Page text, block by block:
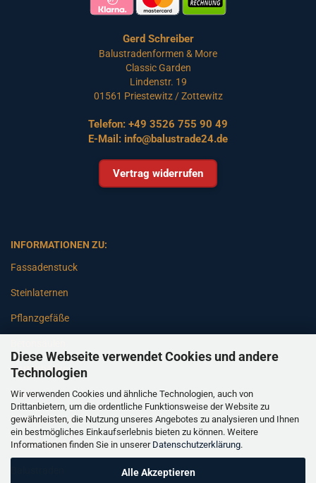
Diese Webseite verwendet Cookies und andere
Technologien
Wir verwenden Cookies und ähnliche Technologien, auch von
Drittanbietern, um die ordentliche Funktionsweise der Website zu
gewährleisten, die Nutzung unseres Angebotes zu analysieren und Ihnen
ein bestmögliches Einkaufserlebnis bieten zu können. Weitere
Informationen finden Sie in unserer Datenschutzerklärung.
Alle Akzeptieren
Gerd Schreiber
Balustradenformen & More
Classic Garden
Lindenstr. 19
01561 Priestewitz / Zottewitz
Telefon: +49 3526 755 90 49
E-Mail: info@balustrade24.de
Vertrag widerrufen
INFORMATIONEN ZU:
Fassadenstuck
Steinlaternen
Pflanzgefäße
Gartenbänke
Pfeiler
Gartenbrunnen
Gartenfiguren